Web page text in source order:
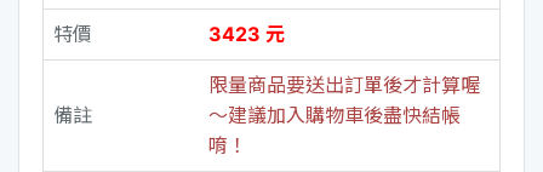
特價 3423 元
備註
限量商品要送出訂單後才計算喔
～建議加入購物車後盡快結帳
唷！